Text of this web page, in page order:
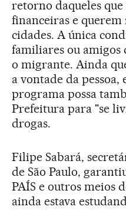
retorno daqueles
financeiras e querem
cidades. A única
familiares ou amigos
o migrante. Ainda
a vontade da pessoa,
programa possa
Prefeitura para "se
drogas.
Filipe Sabará,
de São Paulo,
PAÍS e outros meios
ainda estava